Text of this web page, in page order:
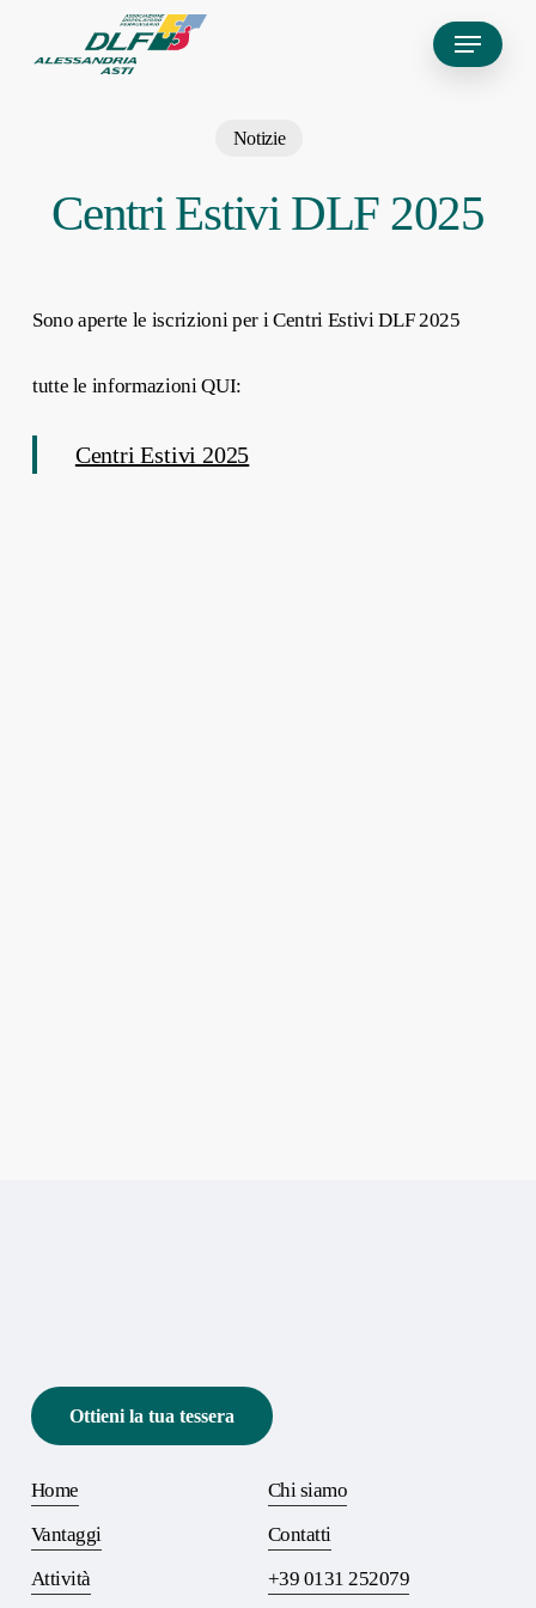
Menu
Notizie
Centri Estivi DLF 2025
Sono aperte le iscrizioni per i Centri Estivi DLF 2025
tutte le informazioni QUI:
Centri Estivi 2025
Ottieni la tua tessera
Home
Vantaggi
Attività
Chi siamo
Contatti
+39 0131 252079